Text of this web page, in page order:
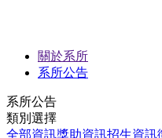
關於系所
系所公告
系所公告
類別選擇
全部資訊獎助資訊招生資訊